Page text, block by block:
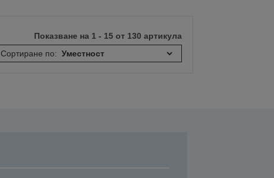
Показване на 1 - 15 от 130 артикула
Сортиране по: